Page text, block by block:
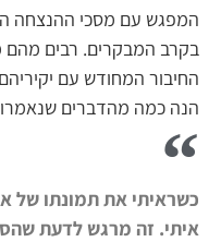
המפגש עם מסכי ההנצחה
בקרב המבקרים. רבים מהם
החיבור המחודש עם
הנה כמה מהדברים שנאמרו:
כשראיתי את תמונתו של
איתי. זה מרגש לדעת